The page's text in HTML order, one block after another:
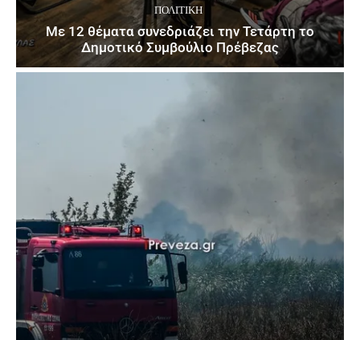
ΠΟΛΙΤΙΚΉ
Με 12 θέματα συνεδριάζει την Τετάρτη το
Δημοτικό Συμβούλιο Πρέβεζας